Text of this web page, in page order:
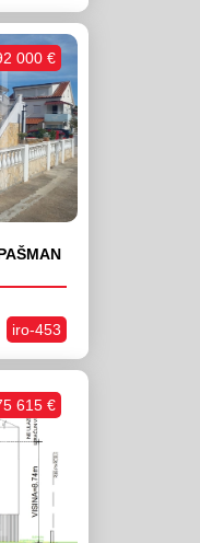
iro-453
000 €
615 €